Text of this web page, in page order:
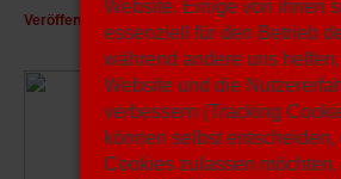
Veröffentlicht: 21. März 2023
Website. Einige von ihnen
essenziell für den Betrieb
während andere uns
Website und die
verbessern (Tracking
können selbst entscheiden,
Cookies zulassen möchten.